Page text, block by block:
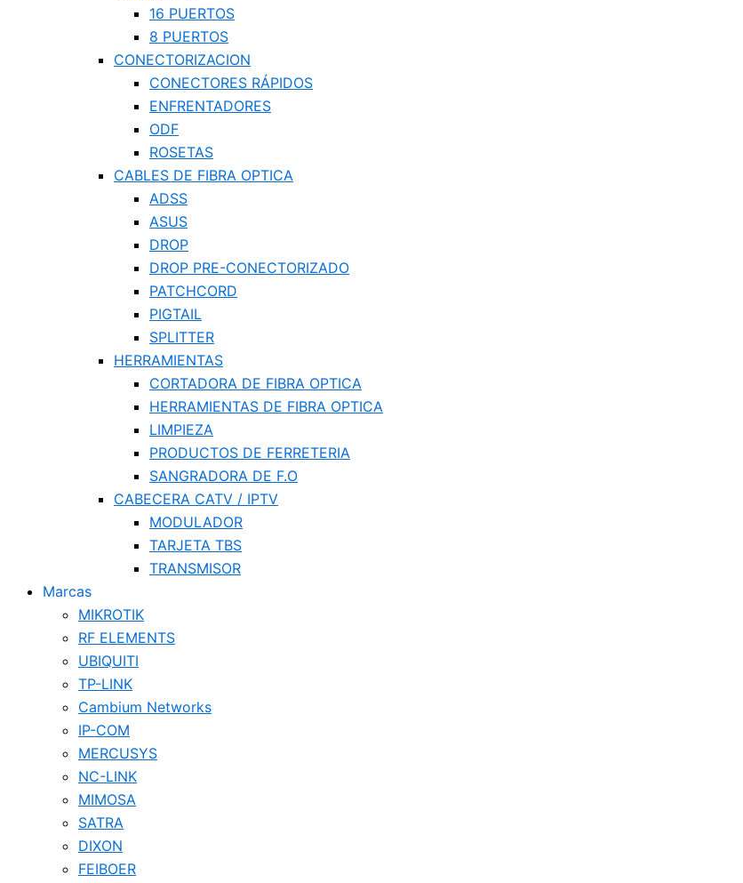
16 PUERTOS
8 PUERTOS
CONECTORIZACION
CONECTORES RÁPIDOS
ENFRENTADORES
ODF
ROSETAS
CABLES DE FIBRA OPTICA
ADSS
ASUS
DROP
DROP PRE-CONECTORIZADO
PATCHCORD
PIGTAIL
SPLITTER
HERRAMIENTAS
CORTADORA DE FIBRA OPTICA
HERRAMIENTAS DE FIBRA OPTICA
LIMPIEZA
PRODUCTOS DE FERRETERIA
SANGRADORA DE F.O
CABECERA CATV / IPTV
MODULADOR
TARJETA TBS
TRANSMISOR
Marcas
MIKROTIK
RF ELEMENTS
UBIQUITI
TP-LINK
Cambium Networks
IP-COM
MERCUSYS
NC-LINK
MIMOSA
SATRA
DIXON
FEIBOER